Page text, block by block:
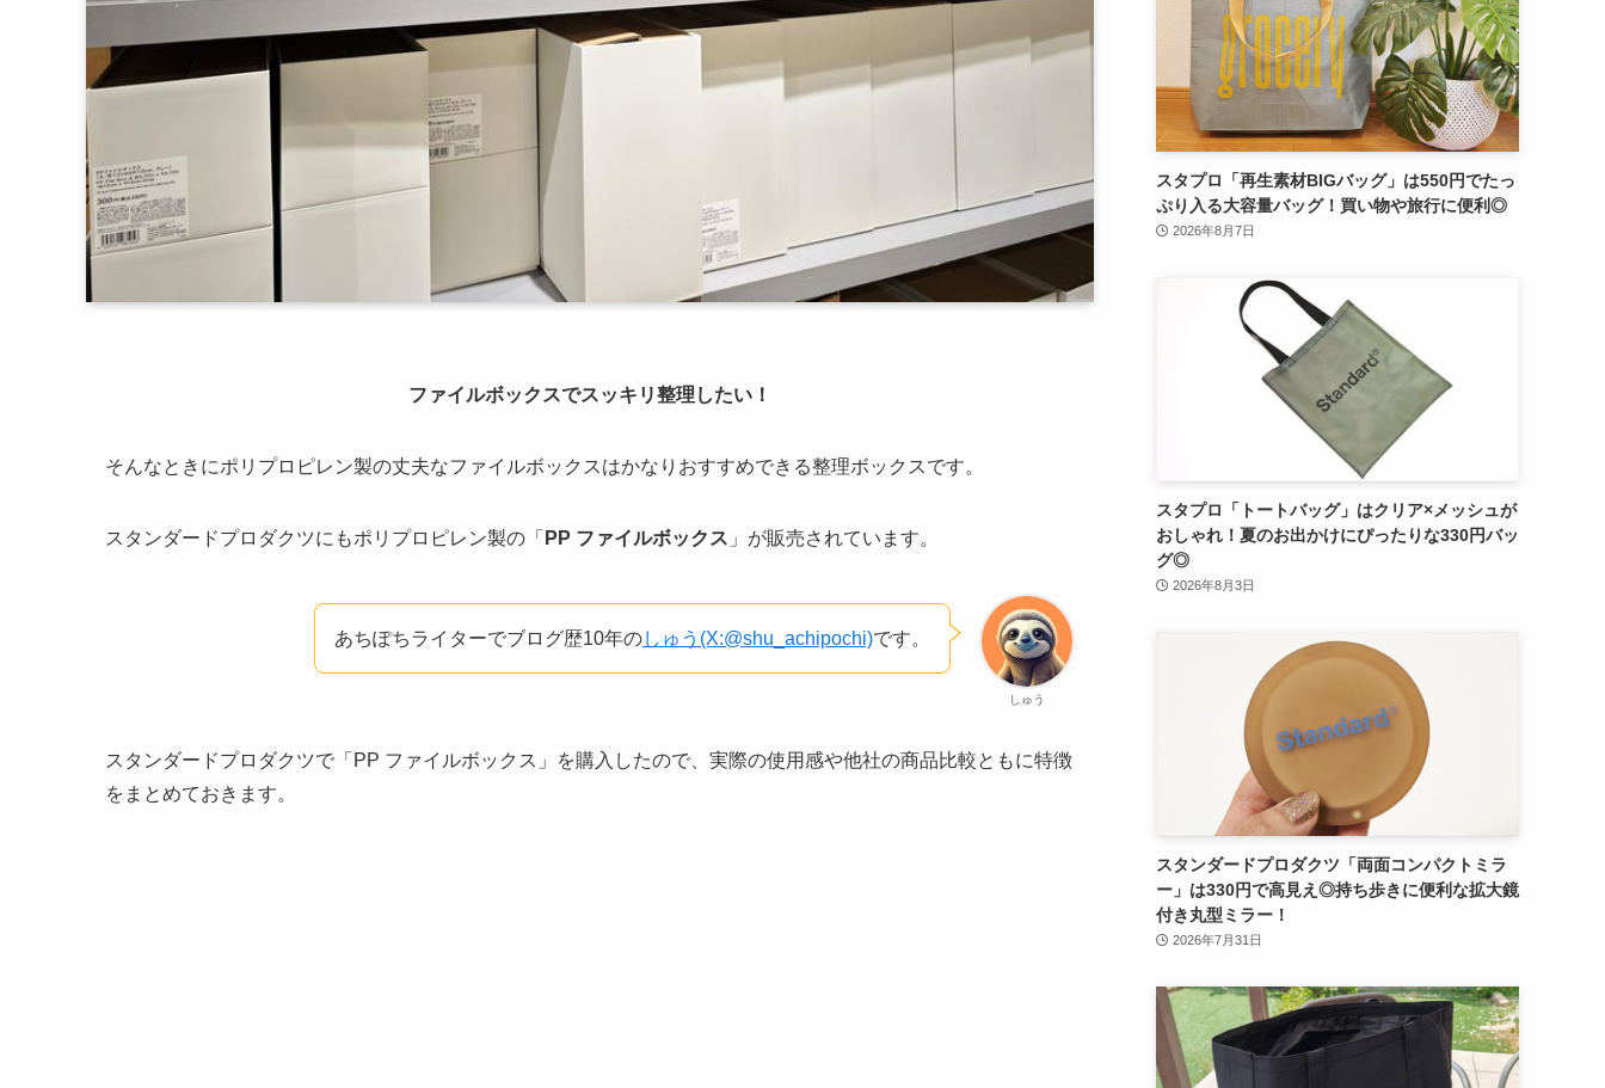
ファイルボックスでスッキリ整理したい！
そんなときにポリプロピレン製の丈夫なファイルボックスはかなりおすすめできる整理ボックスです。
スタンダードプロダクツにもポリプロピレン製の「 PP ファイルボックス 」が販売されています。
しゅう
あちぽちライターでブログ歴10年のしゅう(X:@shu_achipochi)です。
スタンダードプロダクツで「PP ファイルボックス」を購入したので、実際の使用感や他社の商品比較ともに特徴
をまとめておきます。
スタプロ「再生素材BIGバッグ」は550円でたっ
ぷり入る大容量バッグ！買い物や旅行に便利◎
2026年8月7日
スタプロ「トートバッグ」はクリア×メッシュが
おしゃれ！夏のお出かけにぴったりな330円バッ
グ◎
2026年8月3日
スタンダードプロダクツ「両面コンパクトミラ
ー」は330円で高見え◎持ち歩きに便利な拡大鏡
付き丸型ミラー！
2026年7月31日